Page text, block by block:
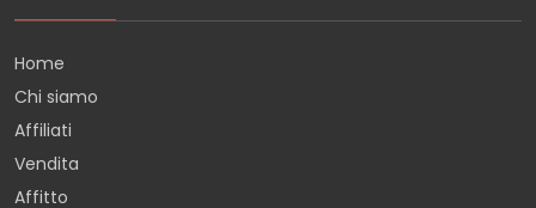
Home
Chi siamo
Affiliati
Vendita
Affitto